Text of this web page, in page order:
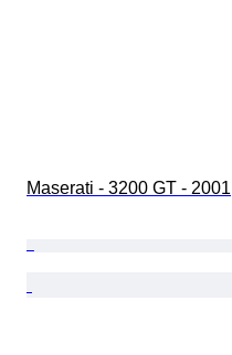
Maserati - 3200 GT - 2001